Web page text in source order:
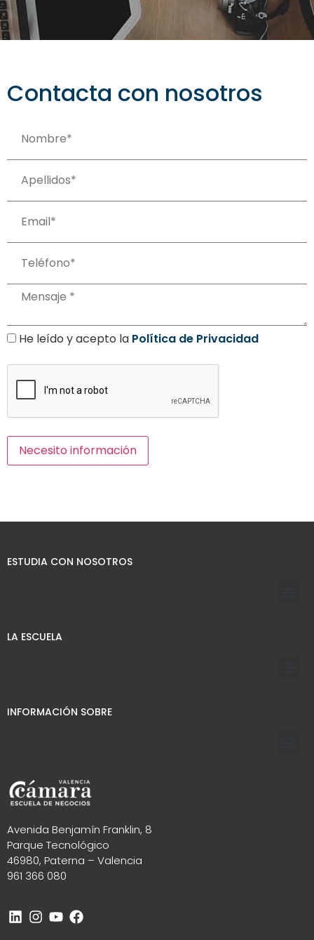
Contacta con nosotros
He leído y acepto la Política de Privacidad
ESTUDIA CON NOSOTROS
LA ESCUELA
INFORMACIÓN SOBRE
Avenida Benjamín Franklin, 8
Parque Tecnológico
46980, Paterna – Valencia
961 366 080